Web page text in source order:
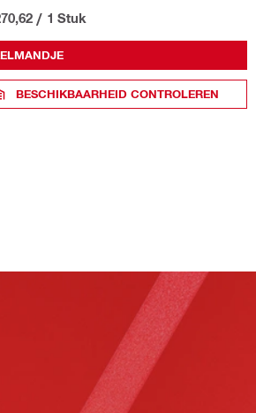
/ 1 Stuk
BESCHIKBAARHEID CONTROLEREN